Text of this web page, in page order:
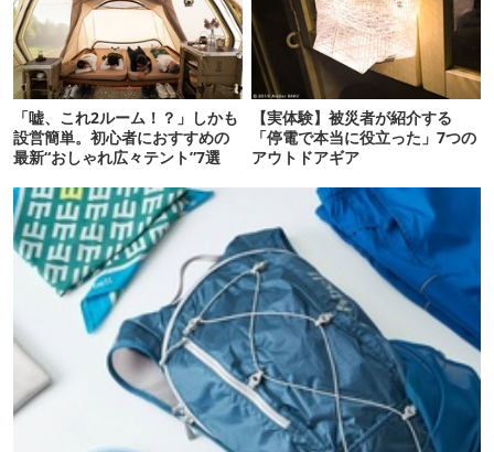
「嘘、これ2ルーム！？」しかも
設営簡単。初心者におすすめの
最新“おしゃれ広々テント”7選
【実体験】被災者が紹介する
「停電で本当に役立った」7つの
アウトドアギア